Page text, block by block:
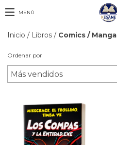
MENÚ
Inicio / Libros / Comics / Manga
Ordenar por